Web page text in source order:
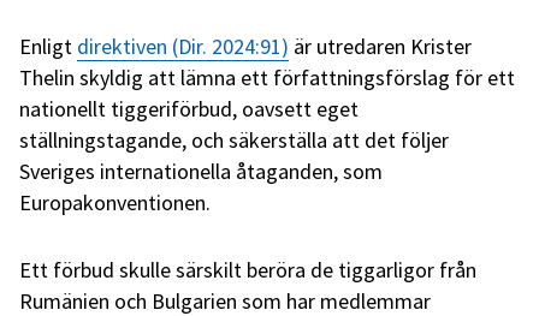
Enligt direktiven (Dir. 2024:91) är utredaren Krister
Thelin skyldig att lämna ett författningsförslag för ett
nationellt tiggeriförbud, oavsett eget
ställningstagande, och säkerställa att det följer
Sveriges internationella åtaganden, som
Europakonventionen.
Ett förbud skulle särskilt beröra de tiggarligor från
Rumänien och Bulgarien som har medlemmar